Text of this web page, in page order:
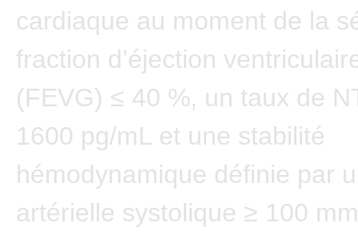
cardiaque au moment de la
fraction d’éjection
(FEVG) ≤ 40 %, un taux de
1600 pg/mL et une stabilité
hémodynamique définie par
artérielle systolique ≥ 100